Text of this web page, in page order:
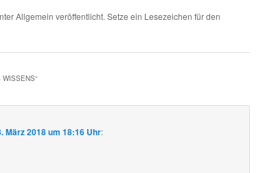
Allgemein veröffentlicht. Setze ein Lesezeichen für den
WISSENS“
März 2018 um 18:16 Uhr: